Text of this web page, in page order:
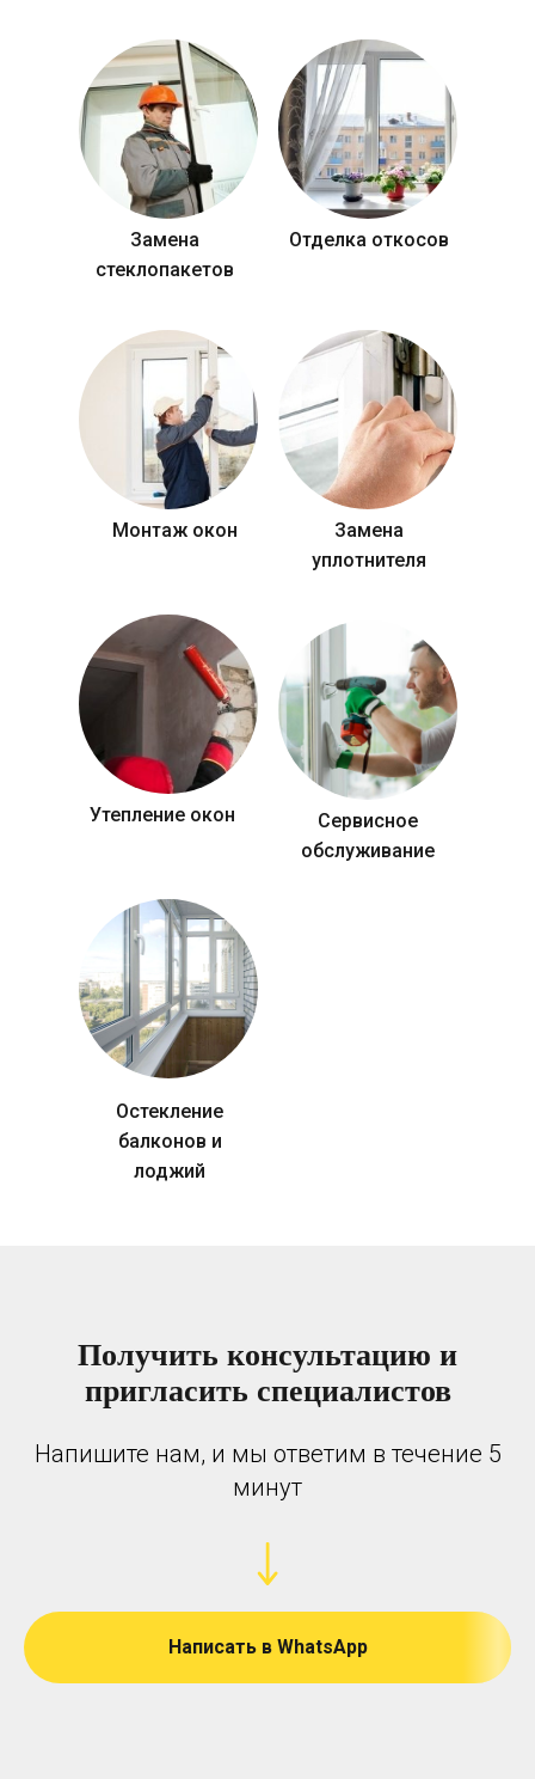
Замена
стеклопакетов
Отделка откосов
Монтаж окон
Замена
уплотнителя
Утепление окон
Сервисное
обслуживание
Остекление
балконов и
лоджий
Получить консультацию и
пригласить специалистов
Напишите нам, и мы ответим в течение 5
минут
Написать в WhatsApp